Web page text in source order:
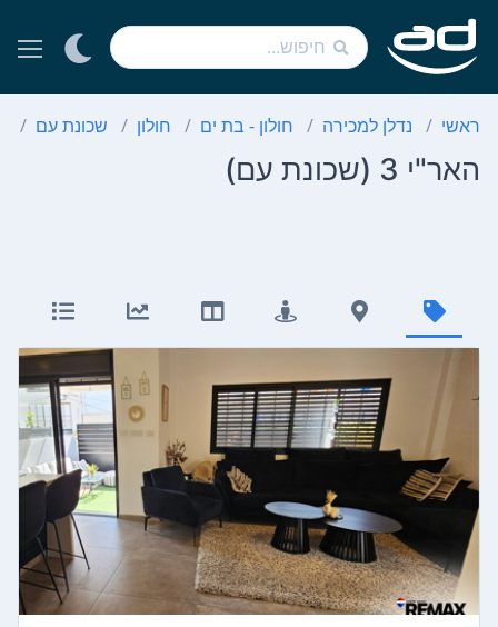
ראשי נדלן למכירה חולון - בת ים חולון שכונת עם
האר"י 3 (שכונת עם)